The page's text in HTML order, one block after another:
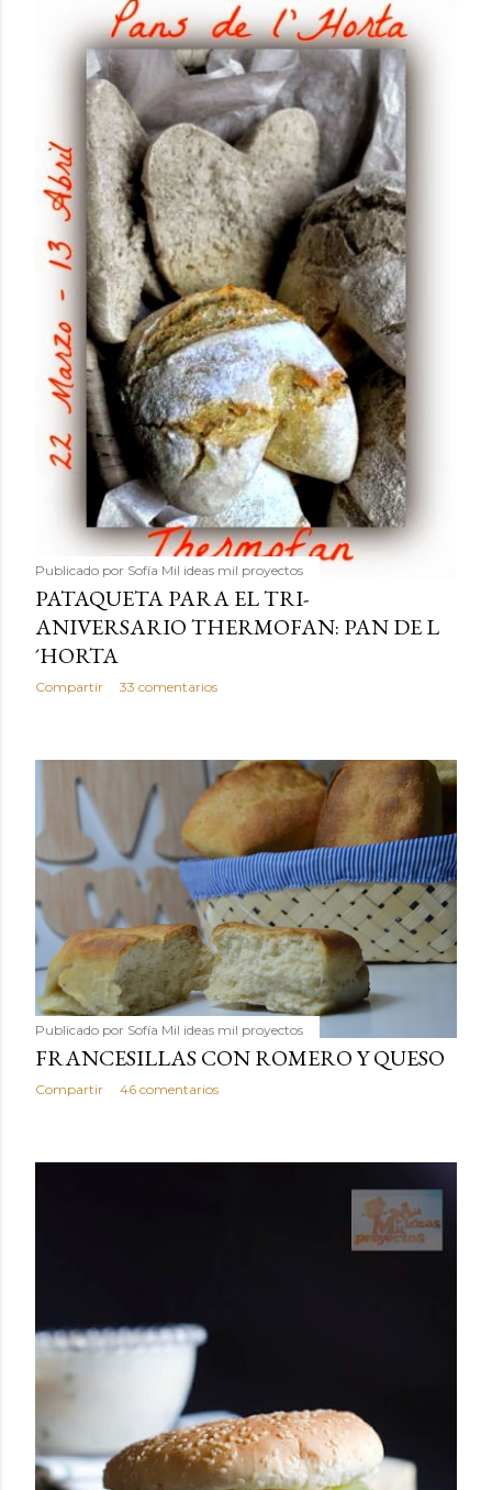
Publicado por Sofía Mil ideas mil proyectos
PATAQUETA PARA EL TRI-
ANIVERSARIO THERMOFAN: PAN DE L
´HORTA
Compartir 33 comentarios
Publicado por Sofía Mil ideas mil proyectos
FRANCESILLAS CON ROMERO Y QUESO
Compartir 46 comentarios